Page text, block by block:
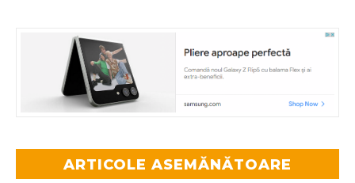
ARTICOLE ASEMĂNĂTOARE